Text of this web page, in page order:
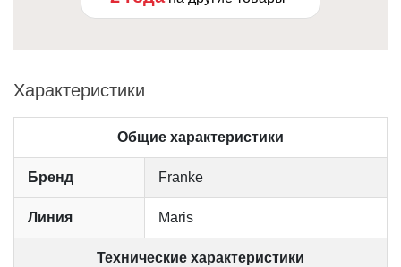
Характеристики
Общие характеристики
Бренд Franke
Линия Maris
Технические характеристики